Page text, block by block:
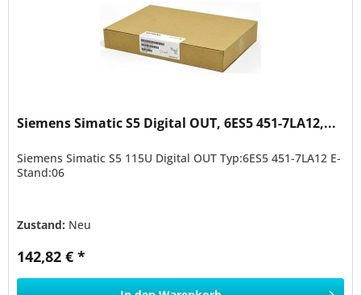
Siemens Simatic S5 Digital OUT, 6ES5 451-7LA12,...
Siemens Simatic S5 115U Digital OUT Typ:6ES5 451-7LA12 E-
Stand:06
Zustand: Neu
142,82 € *